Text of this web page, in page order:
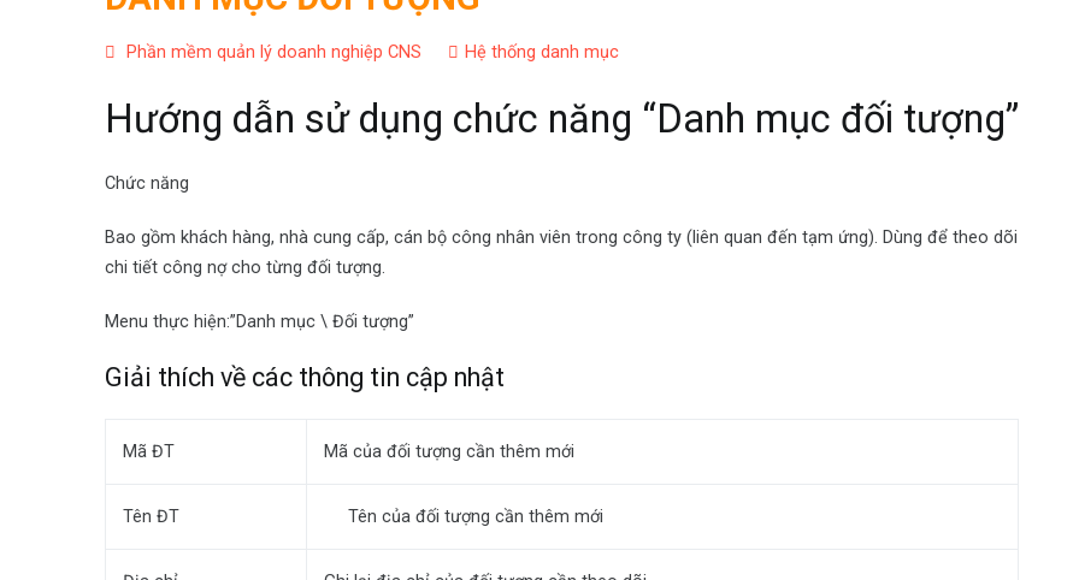
Phần mềm quản lý doanh nghiệp CNS Hệ thống danh mục
Hướng dẫn sử dụng chức năng “Danh mục đối tượng”
Chức năng
Bao gồm khách hàng, nhà cung cấp, cán bộ công nhân viên trong công ty (liên quan đến tạm ứng). Dùng để theo dõi
chi tiết công nợ cho từng đối tượng.
Menu thực hiện:”Danh mục \ Đối tượng”
Giải thích về các thông tin cập nhật
Mã ĐT Mã của đối tượng cần thêm mới
Tên ĐT Tên của đối tượng cần thêm mới